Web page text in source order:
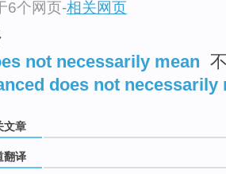
6个网页-相关网页
not necessarily mean
does not necessarily
文章
翻译